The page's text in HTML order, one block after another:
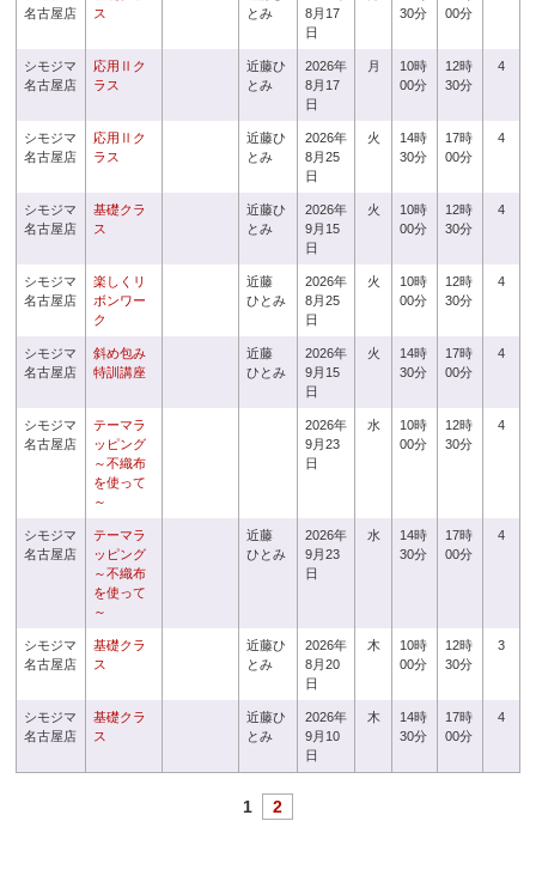
名古屋店
ス
とみ
8月17
日
30分
00分
シモジマ
名古屋店
応用Ⅱク
ラス
近藤ひ
とみ
2026年
8月17
日
月
10時
00分
12時
30分
4
シモジマ
名古屋店
応用Ⅱク
ラス
近藤ひ
とみ
2026年
8月25
日
火
14時
30分
17時
00分
4
シモジマ
名古屋店
基礎クラ
ス
近藤ひ
とみ
2026年
9月15
日
火
10時
00分
12時
30分
4
シモジマ
名古屋店
楽しくリ
ボンワー
ク
近藤
ひとみ
2026年
8月25
日
火
10時
00分
12時
30分
4
シモジマ
名古屋店
斜め包み
特訓講座
近藤
ひとみ
2026年
9月15
日
火
14時
30分
17時
00分
4
シモジマ
名古屋店
テーマラ
ッピング
～不織布
を使って
～
2026年
9月23
日
水
10時
00分
12時
30分
4
シモジマ
名古屋店
テーマラ
ッピング
～不織布
を使って
～
近藤
ひとみ
2026年
9月23
日
水
14時
30分
17時
00分
4
シモジマ
名古屋店
基礎クラ
ス
近藤ひ
とみ
2026年
8月20
日
木
10時
00分
12時
30分
3
シモジマ
名古屋店
基礎クラ
ス
近藤ひ
とみ
2026年
9月10
日
木
14時
30分
17時
00分
4
1 2